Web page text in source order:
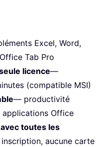
Excel, Word,
Tab Pro
licence—
(compatible MSI)
— productivité
Office
toutes les
aucune carte